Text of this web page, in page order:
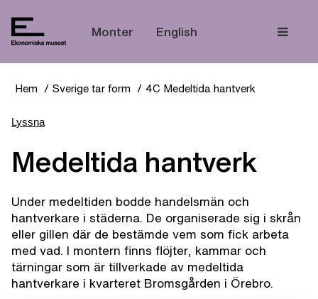
Monter English Tema
Hem Sverige tar form 4C Medeltida hantverk
Lyssna
Medeltida hantverk
Under medeltiden bodde handelsmän och
hantverkare i städerna. De organiserade sig i skrån
eller gillen där de bestämde vem som fick arbeta
med vad. I montern finns flöjter, kammar och
tärningar som är tillverkade av medeltida
hantverkare i kvarteret Bromsgården i Örebro.